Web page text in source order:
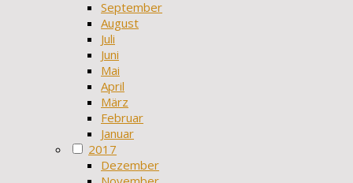
September
August
Juli
Juni
Mai
April
März
Februar
Januar
2017
Dezember